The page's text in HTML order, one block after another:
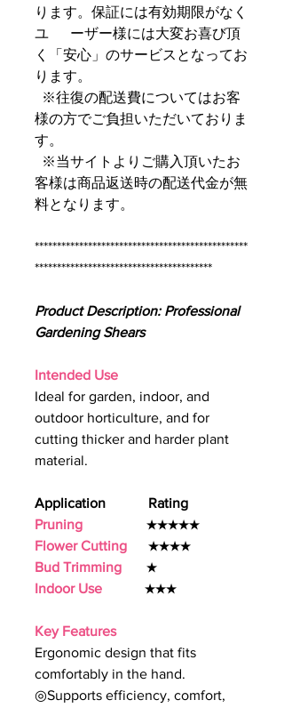
ります。保証には有効期限がなく
ユ ーザー様には大変お喜び頂
く「安心」のサービスとなってお
ります。
※往復の配送費についてはお客
様の方でご負担いただいておりま
す。
※当サイトよりご購入頂いたお
客様は商品返送時の配送代金が無
料となります。
************************************************
****************************************
Product Description: Professional
Gardening Shears
Intended Use
Ideal for garden, indoor, and
outdoor horticulture, and for
cutting thicker and harder plant
material.
Application Rating
Pruning
★★★★★
Flower Cutting ★★★★
Bud Trimming ★
Indoor Use ★★★
Key Features
Ergonomic design that fits
comfortably in the hand.
◎Supports efficiency, comfort,